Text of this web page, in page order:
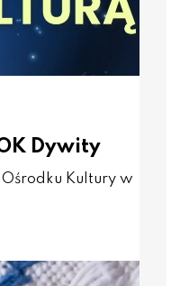
Dywity
Kultury w